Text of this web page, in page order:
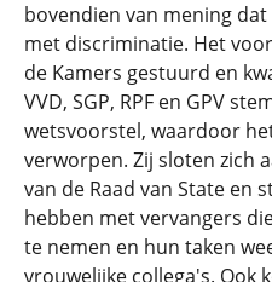
bovendien van mening
met discriminatie. Het
de Kamers gestuurd en
VVD, SGP, RPF en GPV
wetsvoorstel, waardoor
verworpen. Zij sloten zich
van de Raad van State en
hebben met vervangers
te nemen en hun taken
vrouwelijke collega's. Ook